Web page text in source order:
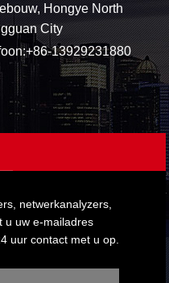
Hongye North
City
+86-13929231880
netwerkanalyzers,
u uw e-mailadres
uur contact met u op.